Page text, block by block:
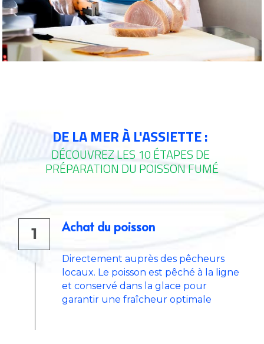
DE LA MER À L'ASSIETTE :
DÉCOUVREZ LES 10 ÉTAPES DE
PRÉPARATION DU POISSON FUMÉ
1 Achat du poisson
Directement auprès des pêcheurs
locaux. Le poisson est pêché à la ligne
et conservé dans la glace pour
garantir une fraîcheur optimale